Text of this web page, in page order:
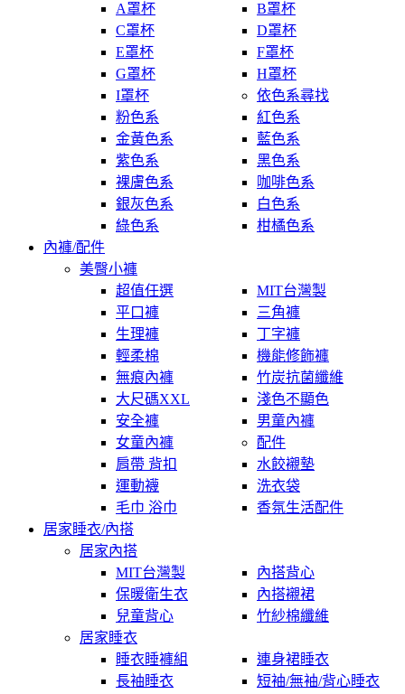
A罩杯
B罩杯
C罩杯
D罩杯
E罩杯
F罩杯
G罩杯
H罩杯
I罩杯
依色系尋找
粉色系
紅色系
金黃色系
藍色系
紫色系
黑色系
裸膚色系
咖啡色系
銀灰色系
白色系
綠色系
柑橘色系
內褲/配件
美臀小褲
超值任選
MIT台灣製
平口褲
三角褲
生理褲
丁字褲
輕柔棉
機能修飾褲
無痕內褲
竹炭抗菌纖維
大尺碼XXL
淺色不顯色
安全褲
男童內褲
女童內褲
配件
肩帶 背扣
水餃襯墊
運動襪
洗衣袋
毛巾 浴巾
香氛生活配件
居家睡衣/內搭
居家內搭
MIT台灣製
內搭背心
保暖衛生衣
內搭襯裙
兒童背心
竹紗棉纖維
居家睡衣
睡衣睡褲組
連身裙睡衣
長袖睡衣
短袖/無袖/背心睡衣